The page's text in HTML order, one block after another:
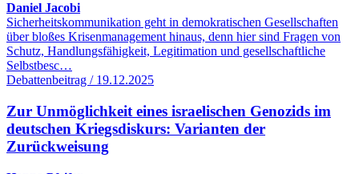
Daniel Jacobi
Sicherheitskommunikation geht in demokratischen Gesellschaften
über bloßes Krisenmanagement hinaus, denn hier sind Fragen von
Schutz, Handlungsfähigkeit, Legitimation und gesellschaftliche
Selbstbesc…
Debattenbeitrag / 19.12.2025
Zur Unmöglichkeit eines israelischen Genozids im
deutschen Kriegsdiskurs: Varianten der
Zurückweisung